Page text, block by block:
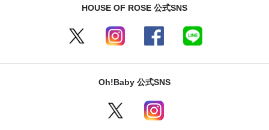
HOUSE OF ROSE 公式SNS
Oh!Baby 公式SNS